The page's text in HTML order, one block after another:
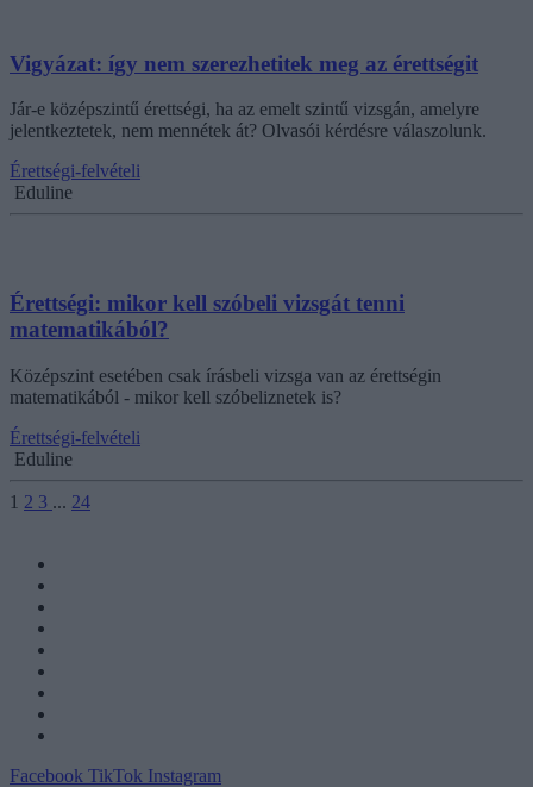
Vigyázat: így nem szerezhetitek meg az érettségit
Jár-e középszintű érettségi, ha az emelt szintű vizsgán, amelyre
jelentkeztetek, nem mennétek át? Olvasói kérdésre válaszolunk.
Érettségi-felvételi
Eduline
Érettségi: mikor kell szóbeli vizsgát tenni
matematikából?
Középszint esetében csak írásbeli vizsga van az érettségin
matematikából - mikor kell szóbeliznetek is?
Érettségi-felvételi
Eduline
1 2 3 ... 24
Facebook TikTok Instagram